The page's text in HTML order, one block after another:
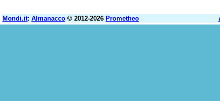
Mondi.it: Almanacco © 2012-2026 Prometheo